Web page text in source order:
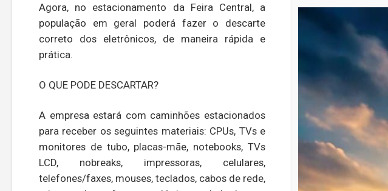
Agora, no estacionamento da Feira Central, a
população em geral poderá fazer o descarte
correto dos eletrônicos, de maneira rápida e
prática.
O QUE PODE DESCARTAR?
A empresa estará com caminhões estacionados
para receber os seguintes materiais: CPUs, TVs e
monitores de tubo, placas-mãe, notebooks, TVs
LCD, nobreaks, impressoras, celulares,
telefones/faxes, mouses, teclados, cabos de rede,